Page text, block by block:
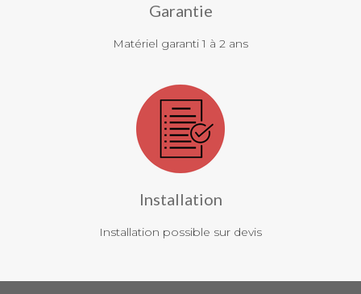
Garantie
Matériel garanti 1 à 2 ans
Installation
Installation possible sur devis